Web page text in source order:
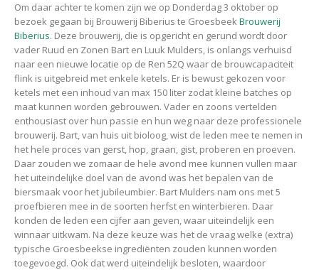
Om daar achter te komen zijn we op Donderdag 3 oktober op
bezoek gegaan bij Brouwerij Biberius te GroesbeekBrouwerij
Biberius. Deze brouwerij, die is opgericht en gerund wordt door
vader Ruud en Zonen Bart en Luuk Mulders, is onlangs verhuisd
naar een nieuwe locatie op de Ren 52Q waar de brouwcapaciteit
flink is uitgebreid met enkele ketels. Er is bewust gekozen voor
ketels met een inhoud van max 150 liter zodat kleine batches op
maat kunnen worden gebrouwen. Vader en zoons vertelden
enthousiast over hun passie en hun weg naar deze professionele
brouwerij. Bart, van huis uit bioloog, wist de leden mee te nemen in
het hele proces van gerst, hop, graan, gist, proberen en proeven.
Daar zouden we zomaar de hele avond mee kunnen vullen maar
het uiteindelijke doel van de avond was het bepalen van de
biersmaak voor het jubileumbier. Bart Mulders nam ons met 5
proefbieren mee in de soorten herfst en winterbieren. Daar
konden de leden een cijfer aan geven, waar uiteindelijk een
winnaar uitkwam. Na deze keuze was het de vraag welke (extra)
typische Groesbeekse ingrediënten zouden kunnen worden
toegevoegd. Ook dat werd uiteindelijk besloten, waardoor